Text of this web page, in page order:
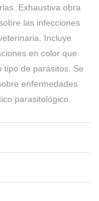
Exhaustiva obra
las infecciones
Incluye
en color que
tipo de parásitos. Se
enfermedades
parasitológico.